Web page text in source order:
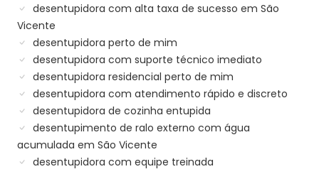
desentupidora com alta taxa de sucesso em São
Vicente
desentupidora perto de mim
desentupidora com suporte técnico imediato
desentupidora residencial perto de mim
desentupidora com atendimento rápido e discreto
desentupidora de cozinha entupida
desentupimento de ralo externo com água
acumulada em São Vicente
desentupidora com equipe treinada